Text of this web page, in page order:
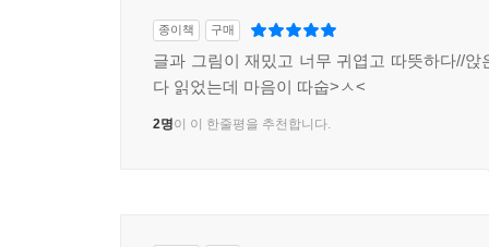
종이책 구매
글과 그림이 재밌고 너무 귀엽고 따뜻하다//앉
다 읽었는데 마음이 따숩>ㅅ<
2명이 이 한줄평을 추천합니다.